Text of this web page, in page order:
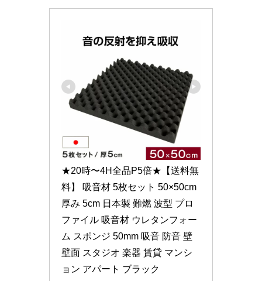
★20時〜4H全品P5倍★【送料無
料】 吸音材 5枚セット 50×50cm
厚み 5cm 日本製 難燃 波型 プロ
ファイル 吸音材 ウレタンフォー
ム スポンジ 50mm 吸音 防音 壁
壁面 スタジオ 楽器 賃貸 マンシ
ョン アパート ブラック